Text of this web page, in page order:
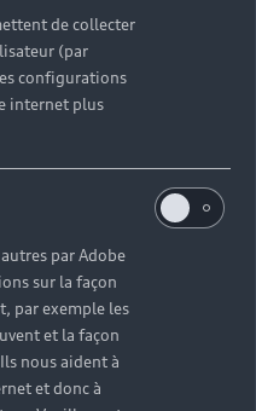
des fonctionnalités
de collecter
(par
configurations
internet plus
par Adobe
sur la façon
par exemple les
et la façon
nous aident à
et donc à